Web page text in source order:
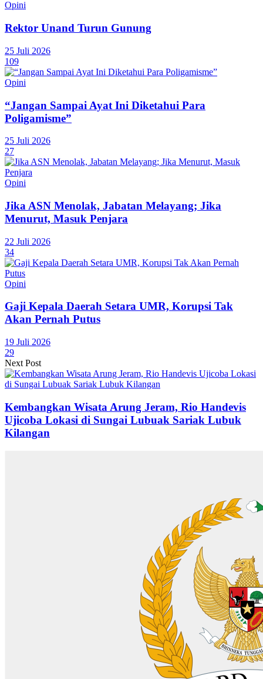
Opini
Rektor Unand Turun Gunung
25 Juli 2026
109
Opini
“Jangan Sampai Ayat Ini Diketahui Para
Poligamisme”
25 Juli 2026
27
Opini
Jika ASN Menolak, Jabatan Melayang; Jika
Menurut, Masuk Penjara
22 Juli 2026
34
Opini
Gaji Kepala Daerah Setara UMR, Korupsi Tak
Akan Pernah Putus
19 Juli 2026
29
Next Post
Kembangkan Wisata Arung Jeram, Rio Handevis
Ujicoba Lokasi di Sungai Lubuak Sariak Lubuk
Kilangan